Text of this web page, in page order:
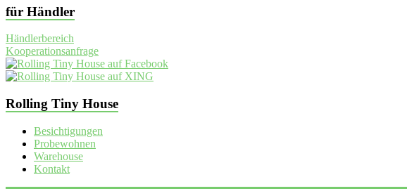
für Händler
Händlerbereich
Kooperationsanfrage
Rolling Tiny House
Besichtigungen
Probewohnen
Warehouse
Kontakt